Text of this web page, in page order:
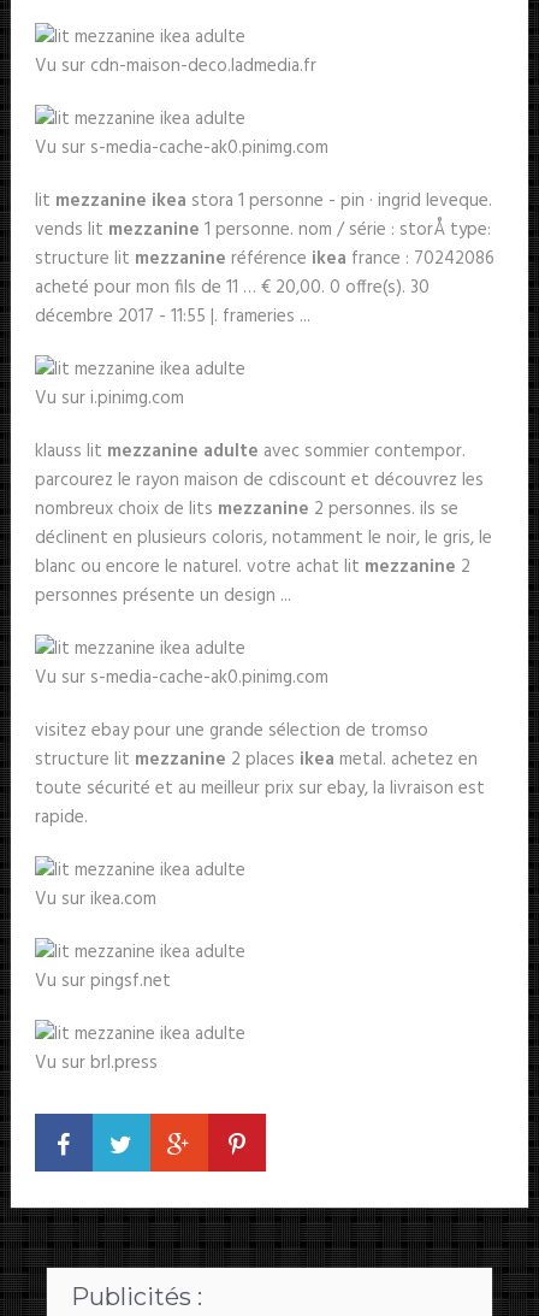
Vu sur cdn-maison-deco.ladmedia.fr
Vu sur s-media-cache-ak0.pinimg.com
lit mezzanine ikea stora 1 personne - pin · ingrid leveque.
vends lit mezzanine 1 personne. nom / série : storÅ type:
structure lit mezzanine référence ikea france : 70242086
acheté pour mon fils de 11 … € 20,00. 0 offre(s). 30
décembre 2017 - 11:55 |. frameries ...
Vu sur i.pinimg.com
klauss lit mezzanine adulte avec sommier contempor.
parcourez le rayon maison de cdiscount et découvrez les
nombreux choix de lits mezzanine 2 personnes. ils se
déclinent en plusieurs coloris, notamment le noir, le gris, le
blanc ou encore le naturel. votre achat lit mezzanine 2
personnes présente un design ...
Vu sur s-media-cache-ak0.pinimg.com
visitez ebay pour une grande sélection de tromso
structure lit mezzanine 2 places ikea metal. achetez en
toute sécurité et au meilleur prix sur ebay, la livraison est
rapide.
Vu sur ikea.com
Vu sur pingsf.net
Vu sur brl.press
Publicités :